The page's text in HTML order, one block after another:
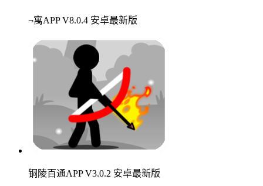
¬寓APP V8.0.4 安卓最新版
铜陵百通APP V3.0.2 安卓最新版